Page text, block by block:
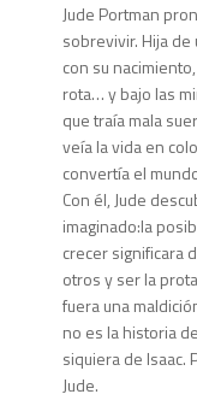
Jude Portman
sobrevivir. Hija de
con su
rota… y bajo las
que traía mala
veía la vida en
convertía el
Con él, Jude
imaginado:la
crecer significara
otros y ser la
fuera una
no es la historia
siquiera de Isaac.
Jude.